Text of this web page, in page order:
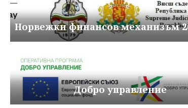
Норвежки финансов механизъм
Добро управление